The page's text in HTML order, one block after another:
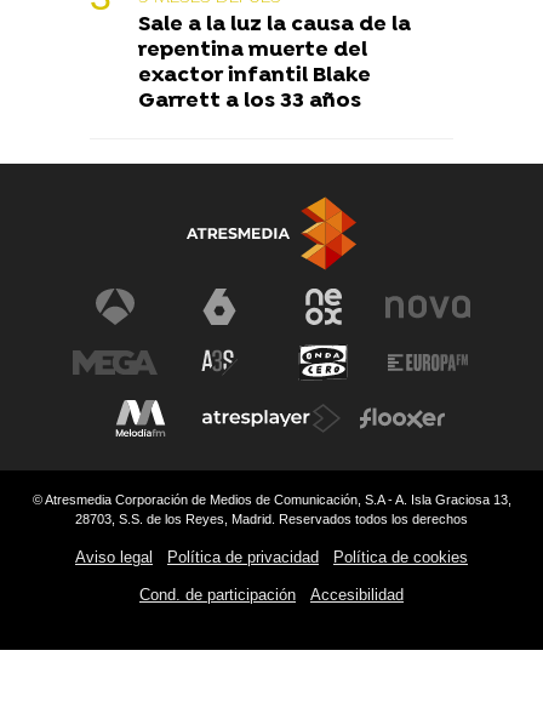
Sale a la luz la causa de la
repentina muerte del
exactor infantil Blake
Garrett a los 33 años
© Atresmedia Corporación de Medios de Comunicación, S.A - A. Isla Graciosa 13,
28703, S.S. de los Reyes, Madrid. Reservados todos los derechos
Aviso legal Política de privacidad Política de cookies
Cond. de participación Accesibilidad